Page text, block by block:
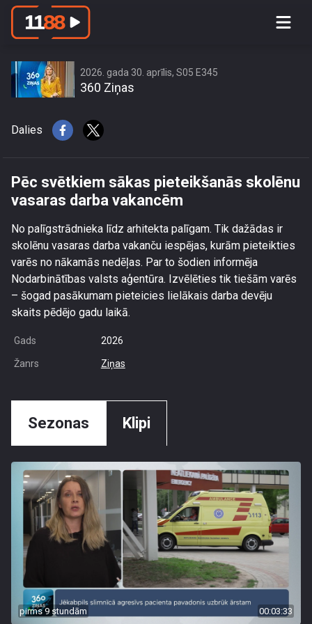
Pēc svētkiem sākas pieteikšanās
2026. gada 30. aprīlis, S05 E345
360 Ziņas
Dalies
Pēc svētkiem sākas pieteikšanās skolēnu
vasaras darba vakancēm
No palīgstrādnieka līdz arhitekta palīgam. Tik dažādas ir
skolēnu vasaras darba vakanču iespējas, kurām pieteikties
varēs no nākamās nedēļas. Par to šodien informēja
Nodarbinātības valsts aģentūra. Izvēlēties tik tiešām varēs
– šogad pasākumam pieteicies lielākais darba devēju
skaits pēdējo gadu laikā.
Gads 2026
Žanrs Ziņas
Sezonas Klipi
pirms 9 stundām 00:03:33